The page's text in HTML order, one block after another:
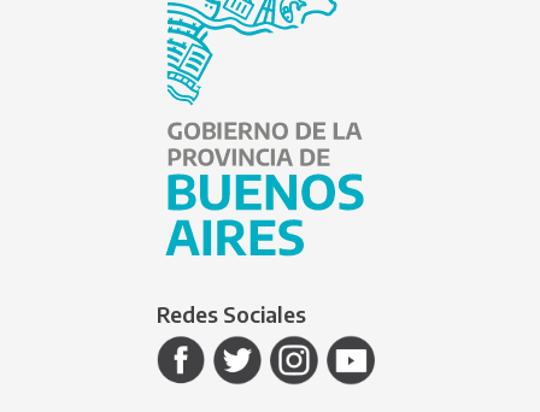
Redes Sociales